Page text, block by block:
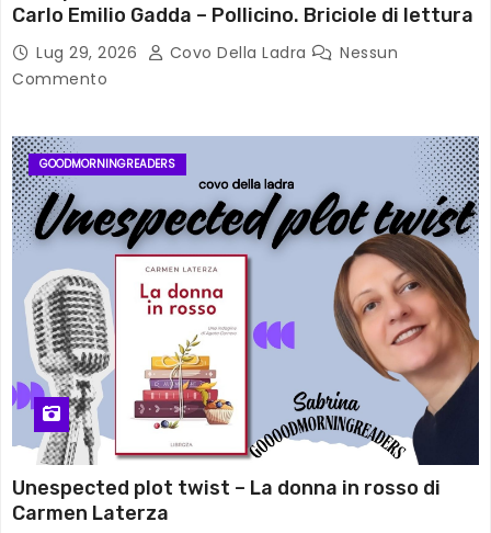
Carlo Emilio Gadda – Pollicino. Briciole di lettura
Lug 29, 2026 Covo Della Ladra
Nessun
Commento
GOODMORNINGREADERS
Unespected plot twist – La donna in rosso di
Carmen Laterza